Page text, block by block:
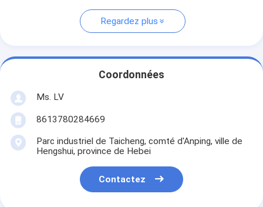
Regardez plus
Coordonnées
Ms. LV
8613780284669
Parc industriel de Taicheng, comté d'Anping, ville de
Hengshui, province de Hebei
Contactez